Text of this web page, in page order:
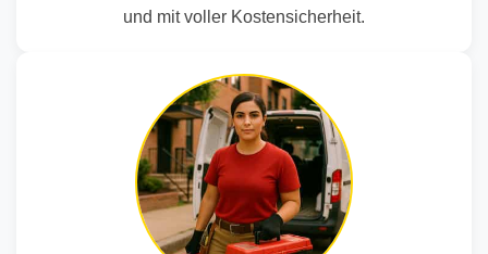
und mit voller Kostensicherheit.